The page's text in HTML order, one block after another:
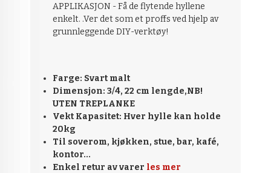
APPLIKASJON - Få de flytende hyllene
enkelt. .Ver det som et proffs ved hjelp av
grunnleggende DIY-verktøy!
Farge: Svart malt
Dimensjon: 3/4, 22 cm lengde,NB!
UTEN TREPLANKE
Vekt Kapasitet: Hver hylle kan holde
20kg
Til soverom, kjøkken, stue, bar, kafé,
kontor...
Enkel retur av varer les mer